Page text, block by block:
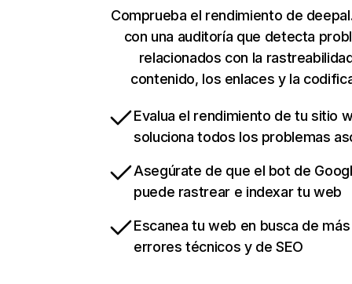
Comprueba el rendimiento de
con una auditoría que detecta
relacionados con la
contenido, los enlaces y la
Evalua el rendimiento de tu sitio
soluciona todos los problemas
Asegúrate de que el bot de
puede rastrear e indexar tu web
Escanea tu web en busca de
errores técnicos y de SEO